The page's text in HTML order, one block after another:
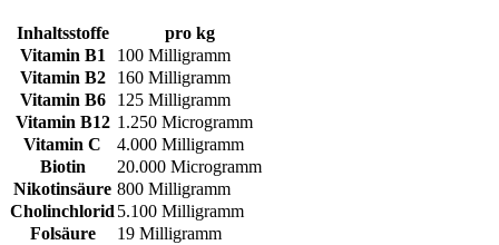
Inhaltsstoffe
pro kg
Vitamin B1
100 Milligramm
Vitamin B2
160 Milligramm
Vitamin B6
125 Milligramm
Vitamin B12 1.250 Microgramm
Vitamin C
4.000 Milligramm
Biotin
20.000 Microgramm
Nikotinsäure 800 Milligramm
Cholinchlorid 5.100 Milligramm
Folsäure
19 Milligramm